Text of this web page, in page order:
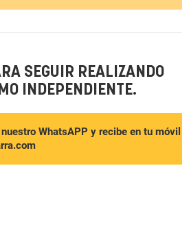
SEGUIR REALIZANDO
INDEPENDIENTE.
WhatsAPP y recibe en tu móvil